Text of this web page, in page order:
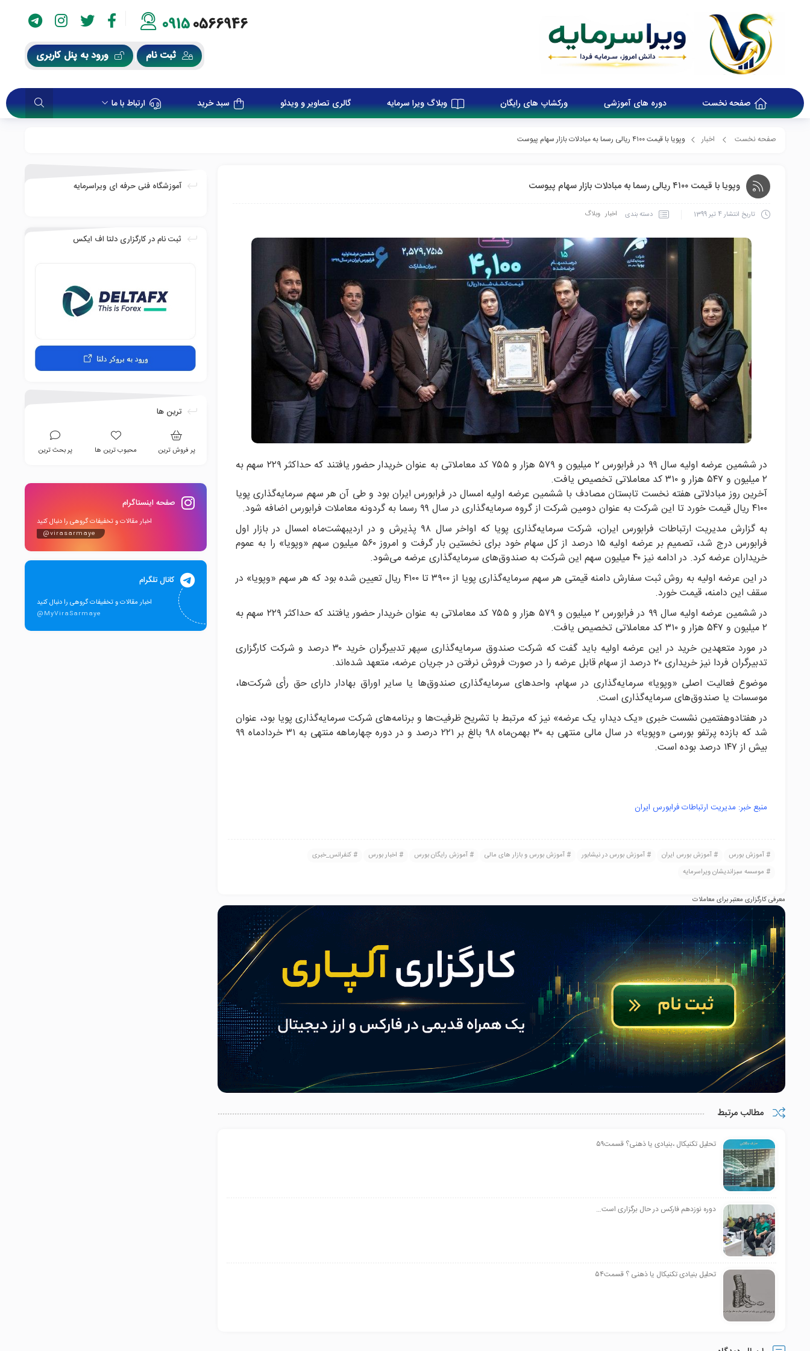
09150566946
ثبت نام ورود به پنل کاربری
صفحه نخست دوره های آموزشی ورکشاپ های رایگان وبلاگ ویرا سرمایه گالری تصاویر و ویدئو سبد خرید ارتباط با ما
صفحه نخست اخبار وپویا با قیمت ۴۱۰۰ ریالی رسما به مبادلات بازار سهام پیوست
وپویا با قیمت ۴۱۰۰ ریالی رسما به مبادلات بازار سهام پیوست
تاریخ انتشار4 تیر 1399 دسته بندی اخبار وبلاگ
در ششمین عرضه اولیه سال ۹۹ در فرابورس ۲ میلیون و ۵۷۹ هزار و ۷۵۵ کد معاملاتی به عنوان خریدار حضور یافتند که حداکثر ۲۲۹ سهم به
۲ میلیون و ۵۴۷ هزار و ۳۱۰ کد معاملاتی تخصیص یافت.
آخرین روز مبادلاتی هفته نخست تابستان مصادف با ششمین عرضه اولیه امسال در فرابورس ایران بود و طی آن هر سهم سرمایه‌گذاری پویا
۴۱۰۰ ریال قیمت خورد تا این شرکت به عنوان دومین شرکت از گروه سرمایه‌گذاری در سال ۹۹ رسما به گردونه معاملات فرابورس اضافه شود.
به گزارش مدیریت ارتباطات فرابورس ایران، شرکت سرمایه‌گذاری پویا که اواخر سال ۹۸ پذیرش و در اردیبهشت‌ماه امسال در بازار اول
فرابورس درج شد، تصمیم بر عرضه اولیه ۱۵ درصد از کل سهام خود برای نخستین بار گرفت و امروز ۵۶۰ میلیون سهم «وپویا» را به عموم
خریداران عرضه کرد. در ادامه نیز ۴۰ میلیون سهم این شرکت به صندوق‌های سرمایه‌گذاری عرضه می‌شود.
در این عرضه اولیه به روش ثبت سفارش دامنه قیمتی هر سهم سرمایه‌گذاری پویا از ۳۹۰۰ تا ۴۱۰۰ ریال تعیین شده بود که هر سهم «وپویا» در
سقف این دامنه، قیمت خورد.
در ششمین عرضه اولیه سال ۹۹ در فرابورس ۲ میلیون و ۵۷۹ هزار و ۷۵۵ کد معاملاتی به عنوان خریدار حضور یافتند که حداکثر ۲۲۹ سهم به
۲ میلیون و ۵۴۷ هزار و ۳۱۰ کد معاملاتی تخصیص یافت.
در مورد متعهدین خرید در این عرضه اولیه باید گفت که شرکت صندوق سرمایه‌گذاری سپهر تدبیرگران خرید ۳۰ درصد و شرکت کارگزاری
تدبیرگران فردا نیز خریداری ۲۰ درصد از سهام قابل عرضه را در صورت فروش نرفتن در جریان عرضه، متعهد شده‌اند.
موضوع فعالیت اصلی «وپویا» سرمایه‌گذاری در سهام، واحدهای سرمایه‌گذاری صندوق‌ها یا ‏سایر اوراق بهادار دارای حق رأی شرکت‌ها،
‏موسسات یا صندوق‌های سرمایه‌گذاری است.‏
در هفتادو‌هفتمین نشست خبری «یک‌ دیدار، یک عرضه» نیز که مرتبط با تشریح ظرفیت‌ها و برنامه‌های شرکت سرمایه‌گذاری پویا بود، عنوان
شد که بازده پرتفو بورسی «وپویا» در سال مالی منتهی به ۳۰ بهمن‌ماه ۹۸ بالغ بر ۲۲۱ درصد و در دوره چهارماهه منتهی به ۳۱ خردادماه ۹۹
بیش از ۱۴۷ درصد بوده است.
منبع خبر: مدیریت ارتباطات فرابورس ایران
آموزش بورس آموزش بورس ایران آموزش بورس در نیشابور آموزش بورس و بازار های مالی آموزش رایگان بورس اخبار بورس
کنفرانس_خبری
موسسه سبزاندیشان ویراسرمایه
معرفی کارگزاری معتبر برای معاملات
مطالب مرتبط
تحلیل تکنیکال ،بنیادی یا ذهنی؟ قسمت۵۹
دوره نوزدهم فارکس در حال برگزاری است…
تحلیل بنیادی تکنیکال یا ذهنی ؟ قسمت۵۴
آموزشگاه فنی حرفه ای ویراسرمایه
ثبت نام در کارگزاری دلتا اف ایکس
ترین ها
پر فروش ترین محبوب ترین ها پر بحث ترین
صفحه اینستاگرام
اخبار مقالات و تخفیفات گروهی را دنبال کنید
@virasarmaye
کانال تلگرام
اخبار مقالات و تخفیفات گروهی را دنبال کنید
@MyViraSarmaye